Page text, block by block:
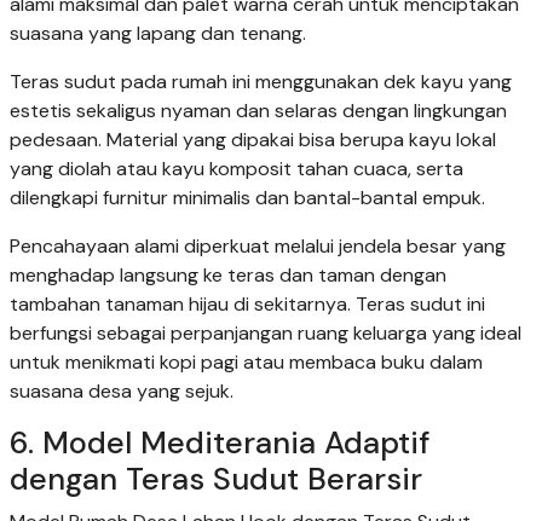
suasana yang lapang dan tenang.
Teras sudut pada rumah ini menggunakan dek kayu yang
estetis sekaligus nyaman dan selaras dengan lingkungan
pedesaan. Material yang dipakai bisa berupa kayu lokal
yang diolah atau kayu komposit tahan cuaca, serta
dilengkapi furnitur minimalis dan bantal-bantal empuk.
Pencahayaan alami diperkuat melalui jendela besar yang
menghadap langsung ke teras dan taman dengan
tambahan tanaman hijau di sekitarnya. Teras sudut ini
berfungsi sebagai perpanjangan ruang keluarga yang ideal
untuk menikmati kopi pagi atau membaca buku dalam
suasana desa yang sejuk.
6. Model Mediterania Adaptif
dengan Teras Sudut Berarsir